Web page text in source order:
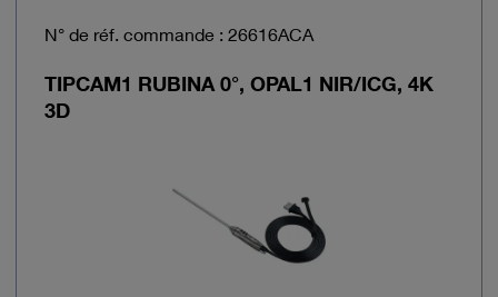
N° de réf. commande : 26616ACA
TIPCAM1 RUBINA 0°, OPAL1 NIR/ICG, 4K
3D